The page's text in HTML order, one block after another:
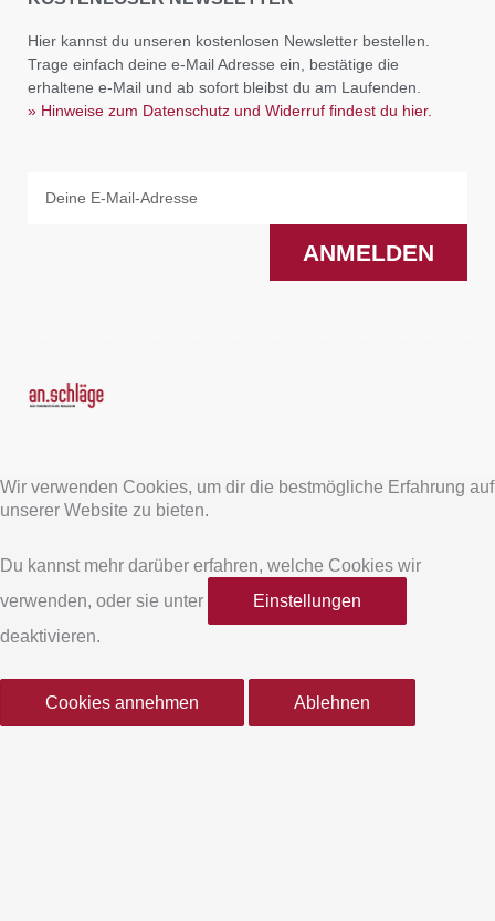
Hier kannst du unseren kostenlosen Newsletter bestellen.
Trage einfach deine e-Mail Adresse ein, bestätige die
erhaltene e-Mail und ab sofort bleibst du am Laufenden.
» Hinweise zum Datenschutz und Widerruf findest du hier.
ANMELDEN
a
e
b
o
o
Wir verwenden Cookies, um dir die bestmögliche Erfahrung auf
unserer Website zu bieten.
Du kannst mehr darüber erfahren, welche Cookies wir
verwenden, oder sie unter
Einstellungen
deaktivieren.
Cookies annehmen Ablehnen